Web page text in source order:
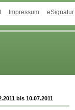
Impressum eSignatur
bis 10.07.2011